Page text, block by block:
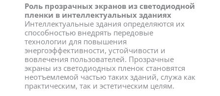
Роль прозрачных экранов из светодиодной
пленки в интеллектуальных зданиях
Интеллектуальные здания определяются их
способностью внедрять передовые
технологии для повышения
энергоэффективности, устойчивости и
вовлечения пользователей. Прозрачные
экраны из светодиодных пленок становятся
неотъемлемой частью таких зданий, служа как
практическим, так и эстетическим целям.